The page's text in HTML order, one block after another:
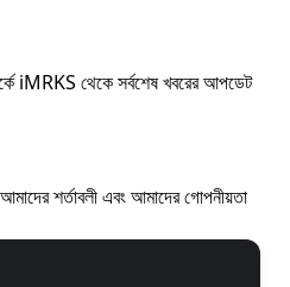
iMRKS থেকে সর্বশেষ খবরের আপডেট
শর্তাবলী এবং আমাদেরগোপনীয়তা